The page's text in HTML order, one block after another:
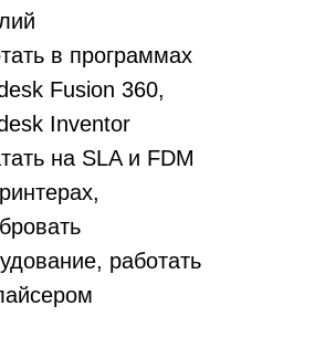
в программах
Fusion 360,
Inventor
на SLA и FDM
работать